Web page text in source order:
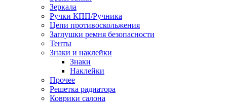
Зеркала
Ручки КПП/Ручника
Цепи противоскольжения
Заглушки ремня безопасности
Тенты
Знаки и наклейки
Знаки
Наклейки
Прочее
Решетка радиатора
Коврики салона